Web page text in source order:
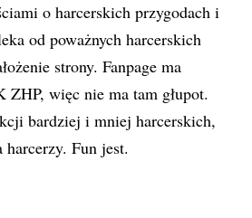
o harcerskich przygodach i
od poważnych harcerskich
strony. Fanpage ma
ZHP, więc nie ma tam głupot.
bardziej i mniej harcerskich,
Fun jest.